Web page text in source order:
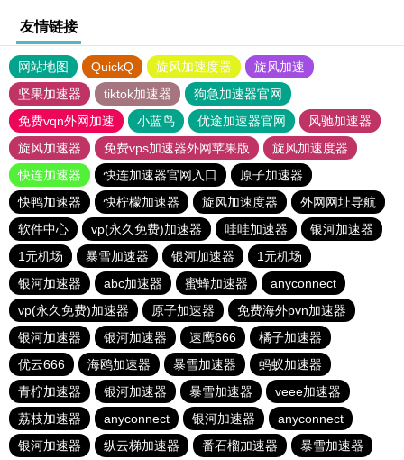
友情链接
网站地图 QuickQ 旋风加速度器
旋风加速
坚果加速器
tiktok加速器
狗急加速器官网
免费vqn外网加速
小蓝鸟 优途加速器官网
风驰加速器
旋风加速器
免费vps加速器外网苹果版
旋风加速度器
快连加速器
快连加速器官网入口
原子加速器
快鸭加速器
快柠檬加速器 旋风加速度器
外网网址导航
软件中心
vp(永久免费)加速器 哇哇加速器
银河加速器
1元机场
暴雪加速器 银河加速器
1元机场
银河加速器
abc加速器 蜜蜂加速器
anyconnect
vp(永久免费)加速器
原子加速器
免费海外pvn加速器
银河加速器
银河加速器 速鹰666
橘子加速器
优云666
海鸥加速器 暴雪加速器
蚂蚁加速器
青柠加速器
银河加速器 暴雪加速器
veee加速器
荔枝加速器
anyconnect 银河加速器
anyconnect
银河加速器
纵云梯加速器 番石榴加速器 暴雪加速器